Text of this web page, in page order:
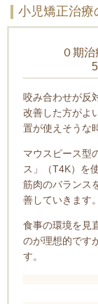
小児矯正治療
０期
咬み合わせが反
改善した方がよ
置が使えそうな
マウスピース型
ス」（T4K）を
筋肉のバランス
善していきます。
食事の環境を見
のが理想的です
す。